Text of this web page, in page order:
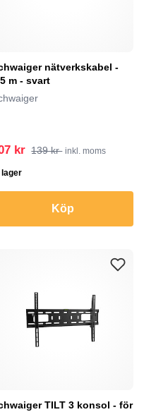
nätverkskabel -
m - svart
kr 139 kr inkl. moms
lager
Köp
TILT 3 konsol - för